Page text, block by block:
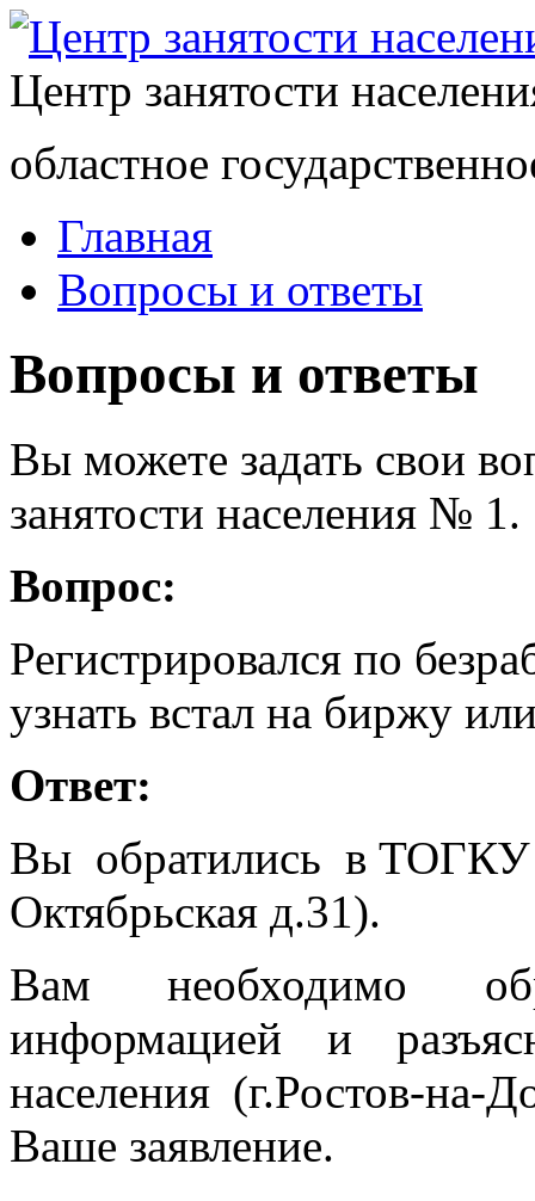
Центр занятости
областное
Главная
Вопросы и ответы
Вопросы и ответы
Вы можете задать свои
занятости населения № 1.
Вопрос:
Регистрировался по
узнать встал на биржу
Ответ:
Вы обратились в
Октябрьская д.31).
Вам необходимо
информацией и
населения (г.Ростов-
Ваше заявление.